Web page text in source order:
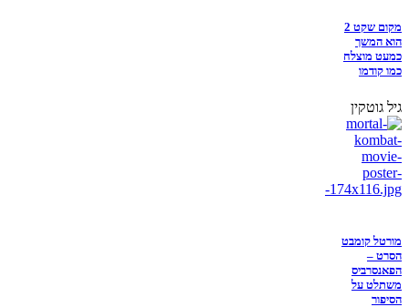
מקום שקט 2
הוא המשך
כמעט מוצלח
כמו קודמו
גיל גוטקין
מורטל קומבט
הסרט –
הפאנסרביס
משתלט על
הסיפור